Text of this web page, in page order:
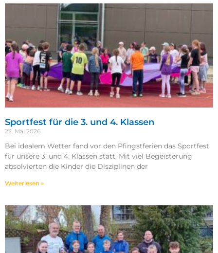
Sportfest für die 3. und 4. Klassen
22. Mai 2026
Bei idealem Wetter fand vor den Pfingstferien das Sportfest
für unsere 3. und 4. Klassen statt. Mit viel Begeisterung
absolvierten die Kinder die Disziplinen der
Weiterlesen »